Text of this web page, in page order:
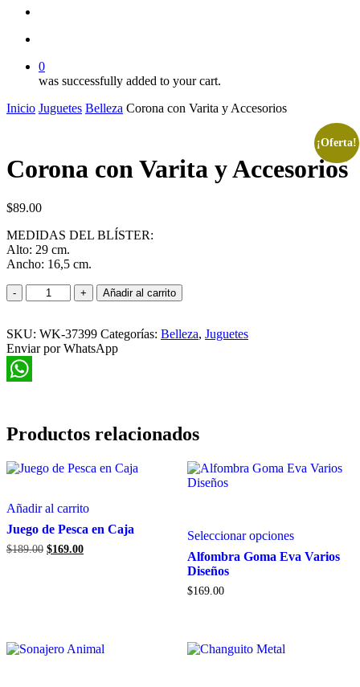
0
was successfully added to your cart.
Inicio Juguetes Belleza Corona con Varita y Accesorios
Corona con Varita y Accesorios
$89.00
MEDIDAS DEL BLÍSTER:
Alto: 29 cm.
Ancho: 16,5 cm.
Corona
con
y
Accesorios
cantidad
Añadir al carrito
SKU: WK-37399 Categorías: Belleza, Juguetes
Enviar por WhatsApp
Productos relacionados
¡Oferta!
Añadir al carrito
Juego de Pesca en Caja
$189.00 El
$169.00El
Seleccionar opcionesproducto
tiene
múltiples
Alfombra Goma Eva Varios
Diseños
$169.00